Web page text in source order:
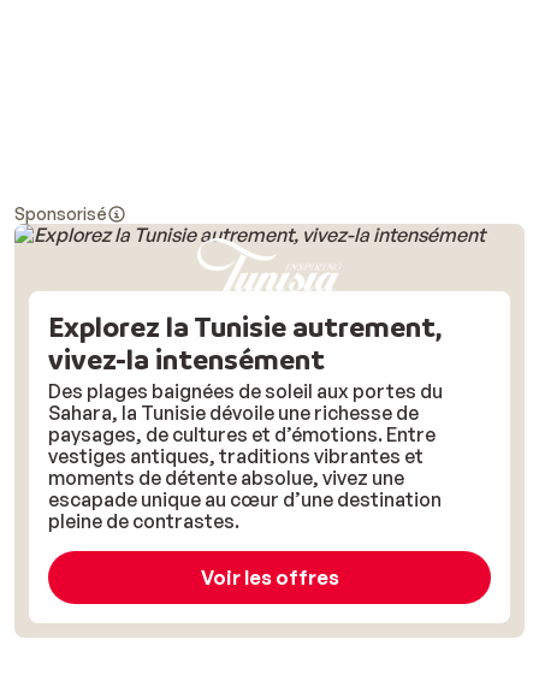
Sponsorisé
Explorez la Tunisie autrement,
vivez-la intensément
Des plages baignées de soleil aux portes du
Sahara, la Tunisie dévoile une richesse de
paysages, de cultures et d’émotions. Entre
vestiges antiques, traditions vibrantes et
moments de détente absolue, vivez une
escapade unique au cœur d’une destination
pleine de contrastes.
Voir les offres